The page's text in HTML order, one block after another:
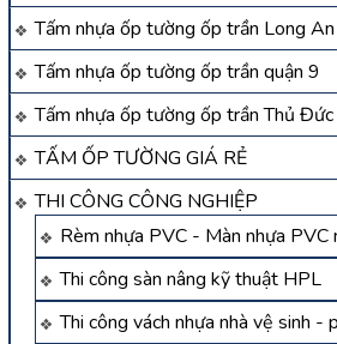
Tấm nhựa ốp tường ốp trần Long An
Tấm nhựa ốp tường ốp trần quận 9
Tấm nhựa ốp tường ốp trần Thủ Đức
TẤM ỐP TƯỜNG GIÁ RẺ
THI CÔNG CÔNG NGHIỆP
Rèm nhựa PVC - Màn nhựa PVC
Thi công sàn nâng kỹ thuật HPL
Thi công vách nhựa nhà vệ sinh -